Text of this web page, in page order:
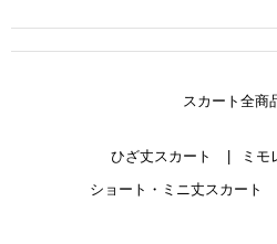
スカート全商
ひざ丈スカート
ミモ
ショート・ミニ丈スカート